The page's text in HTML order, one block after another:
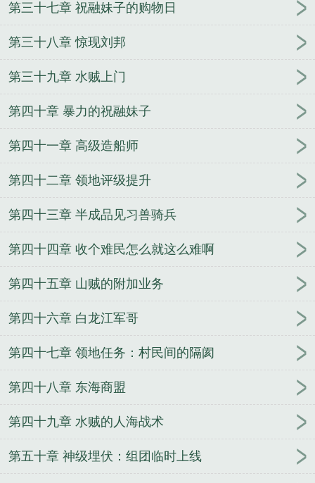
第三十七章 祝融妹子的购物日
第三十八章 惊现刘邦
第三十九章 水贼上门
第四十章 暴力的祝融妹子
第四十一章 高级造船师
第四十二章 领地评级提升
第四十三章 半成品见习兽骑兵
第四十四章 收个难民怎么就这么难啊
第四十五章 山贼的附加业务
第四十六章 白龙江军哥
第四十七章 领地任务：村民间的隔阂
第四十八章 东海商盟
第四十九章 水贼的人海战术
第五十章 神级埋伏：组团临时上线